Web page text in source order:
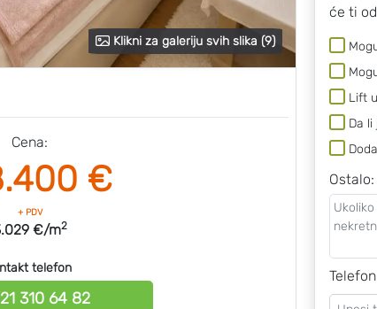
Klikni za galeriju svih slika (9)
Cena:
€
+ PDV
€/m2
telefon
310 64 82
će ti
Lift
Da
Ostalo: